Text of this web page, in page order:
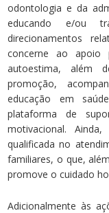
odontologia e da
educando e/ou
direcionamentos
concerne ao apoio
autoestima, além
promoção,
educação em
plataforma de
motivacional.
qualificada no
familiares, o que,
promove o cuidado
Adicionalmente às